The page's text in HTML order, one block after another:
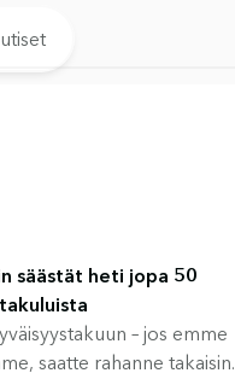
säästät heti jopa 50
– jos emme
saatte rahanne takaisin.